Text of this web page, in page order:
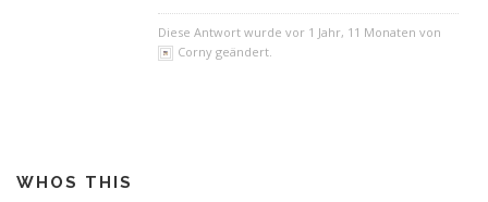
Diese Antwort wurde vor 1 Jahr, 11 Monaten von
Corny geändert.
WHOS THIS